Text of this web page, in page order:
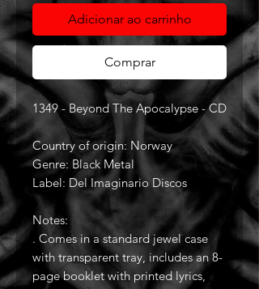
Adicionar ao carrinho
Comprar
1349 - Beyond The Apocalypse - CD
Country of origin: Norway
Genre: Black Metal
Label: Del Imaginario Discos
Notes:
. Comes in a standard jewel case
with transparent tray, includes an 8-
page booklet with printed lyrics,